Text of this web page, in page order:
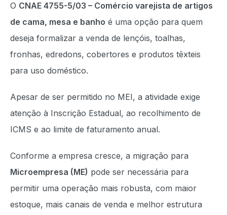
O CNAE 4755-5/03 – Comércio varejista de artigos
de cama, mesa e banho é uma opção para quem
deseja formalizar a venda de lençóis, toalhas,
fronhas, edredons, cobertores e produtos têxteis
para uso doméstico.
Apesar de ser permitido no MEI, a atividade exige
atenção à Inscrição Estadual, ao recolhimento de
ICMS e ao limite de faturamento anual.
Conforme a empresa cresce, a migração para
Microempresa (ME) pode ser necessária para
permitir uma operação mais robusta, com maior
estoque, mais canais de venda e melhor estrutura